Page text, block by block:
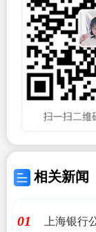
相关新闻
01
上海银行